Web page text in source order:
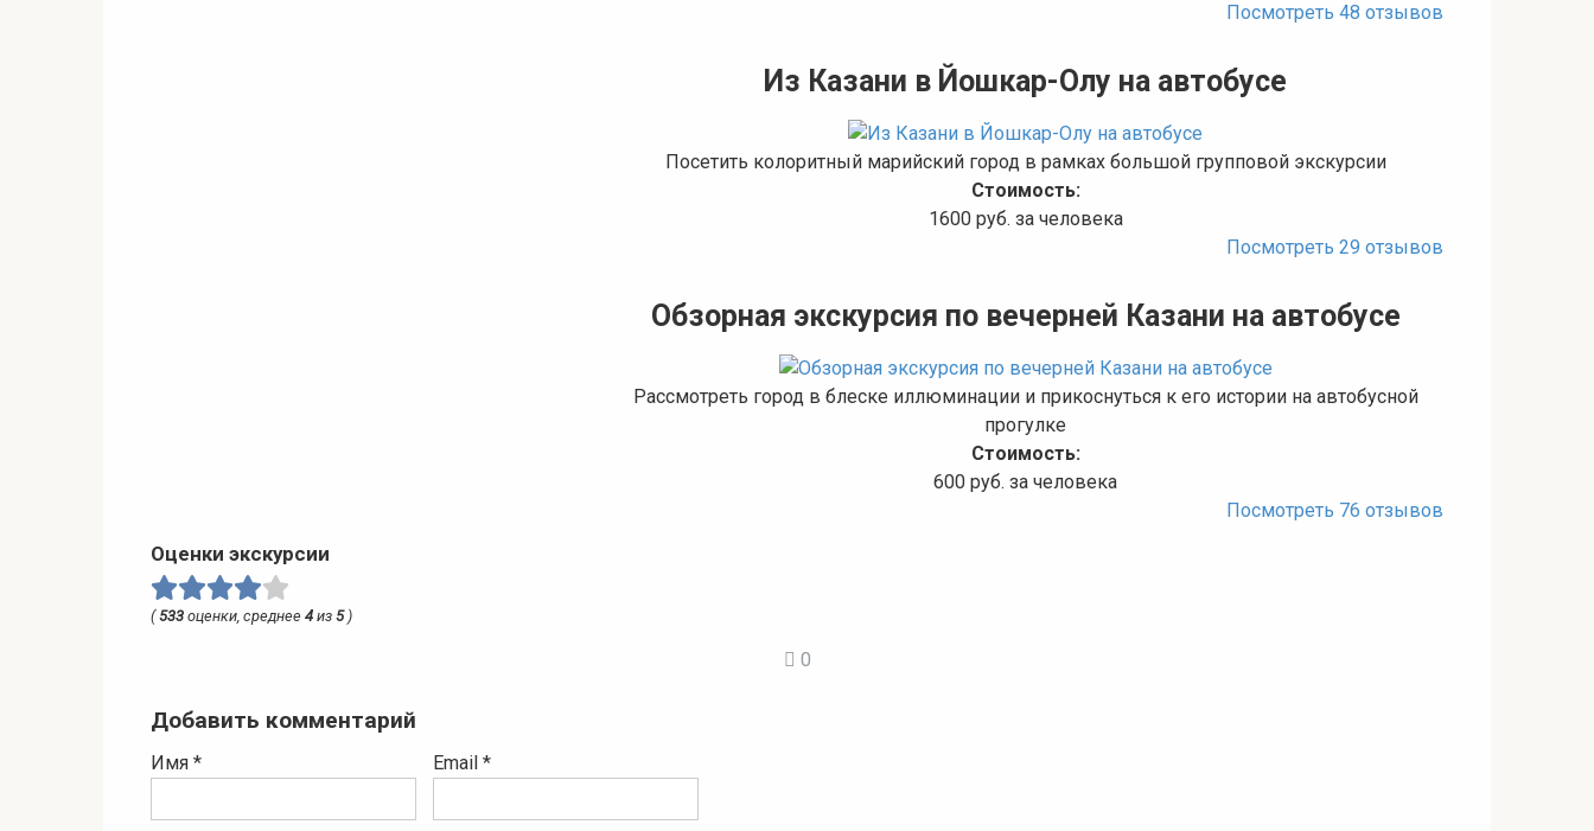
Посмотреть 48 отзывов
Из Казани в Йошкар-Олу на автобусе
Посетить колоритный марийский город в рамках большой групповой экскурсии
Стоимость:
1600 руб. за человека
Посмотреть 29 отзывов
Обзорная экскурсия по вечерней Казани на автобусе
Рассмотреть город в блеске иллюминации и прикоснуться к его истории на автобусной
прогулке
Стоимость:
600 руб. за человека
Посмотреть 76 отзывов
Оценки экскурсии
(533 оценки, среднее 4 из 5)
0
Добавить комментарий
Имя * Email *